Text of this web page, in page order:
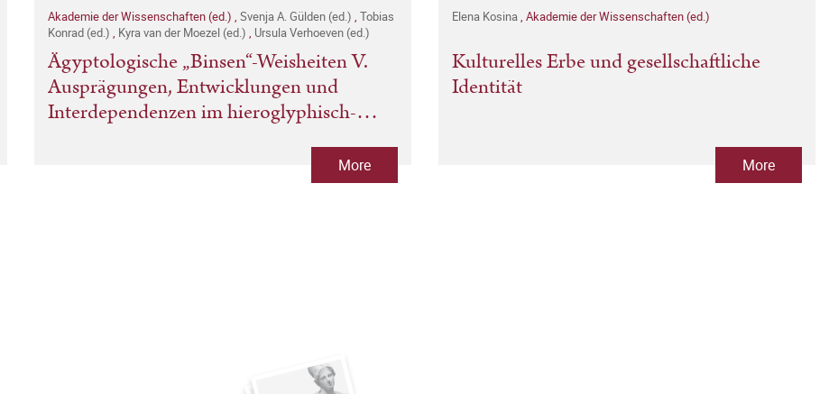
Akademie der Wissenschaften (ed.) Svenja A. Gülden (ed.) Tobias
Konrad (ed.)
Kyra van der Moezel (ed.) Ursula Verhoeven (ed.)
Ägyptologische „Binsen“-Weisheiten V.
Ausprägungen, Entwicklungen und
Interdependenzen im hieroglyphisch-
More
Elena Kosina Akademie der Wissenschaften (ed.)
Kulturelles Erbe und gesellschaftliche
Identität
More